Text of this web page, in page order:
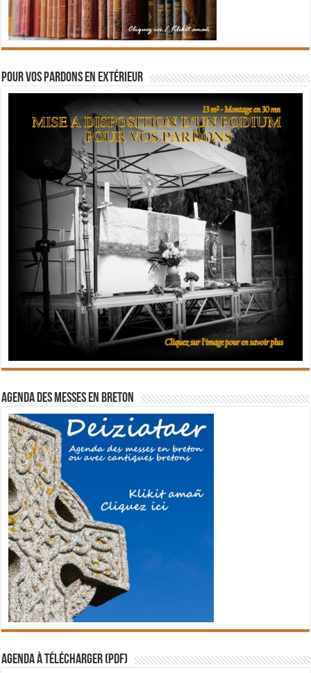
Pour vos pardons en extérieur
Agenda des messes en breton
Agenda à télécharger (PDF)